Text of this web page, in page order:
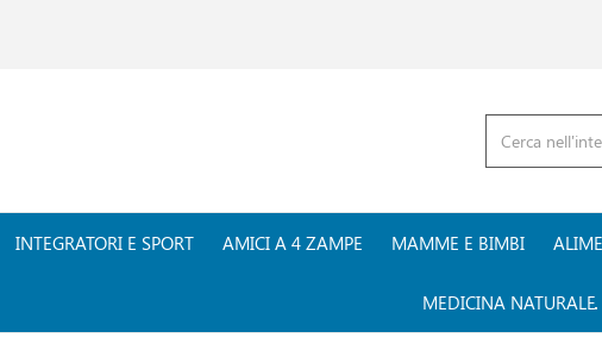
Prodotto
INTEGRATORI E SPORT AMICI A 4 ZAMPE MAMME E BIMBI
MEDICINA NATURALE